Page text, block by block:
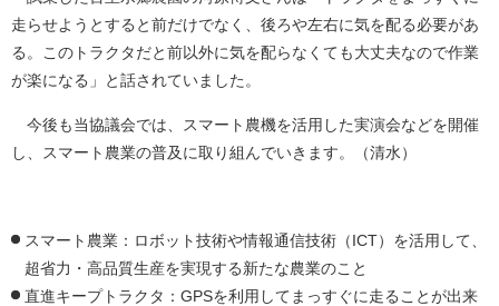
走らせようとすると前だけでなく、後ろや左右に気を配る必要があ
る。このトラクタだと前以外に気を配らなくても大丈夫なので作業
が楽になる」と話されていました。
今後も当協議会では、スマート農機を活用した実演会などを開催
し、スマート農業の普及に取り組んでいきます。（清水）
スマート農業：ロボット技術や情報通信技術（ICT）を活用して、
超省力・高品質生産を実現する新たな農業のこと
直進キープトラクタ：GPSを利用してまっすぐに走ることが出来